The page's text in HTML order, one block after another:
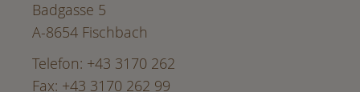
Badgasse 5
A-8654 Fischbach
Telefon: +43 3170 262
Fax: +43 3170 262 99